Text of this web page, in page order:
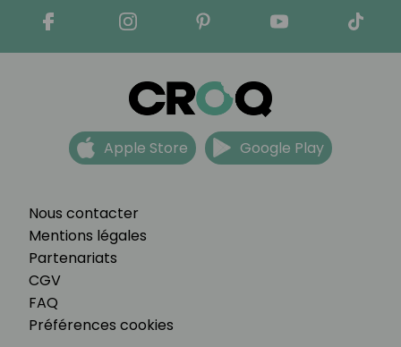
Nous contacter
Mentions légales
Partenariats
CGV
FAQ
Préférences cookies
Apple Store Google Play